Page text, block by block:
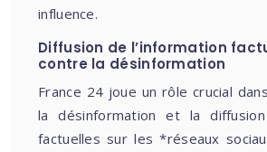
influence.
Diffusion de l’information
contre la désinformation
France 24 joue un rôle crucial
la désinformation et la diffusion
factuelles sur les *réseaux